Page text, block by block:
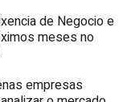
de Negocio e
meses no
empresas